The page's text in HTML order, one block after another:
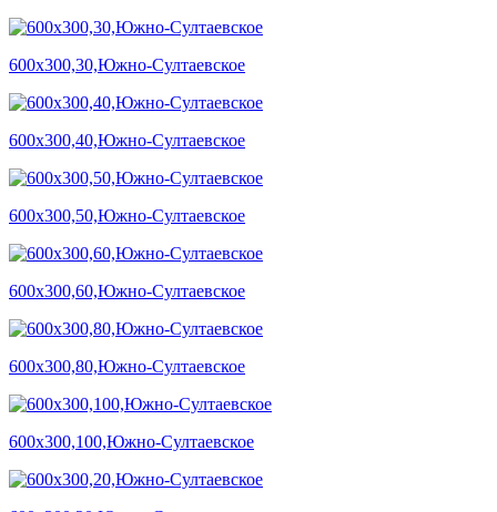
600х300,30,Южно-Султаевское
600х300,40,Южно-Султаевское
600х300,50,Южно-Султаевское
600х300,60,Южно-Султаевское
600х300,80,Южно-Султаевское
600х300,100,Южно-Султаевское